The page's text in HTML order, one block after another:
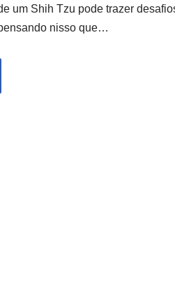
um Shih Tzu pode trazer
nisso que…